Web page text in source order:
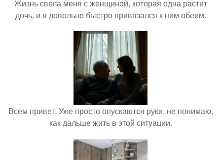
Жизнь свела меня с женщиной, которая одна растит
дочь, и я довольно быстро привязался к ним обеим.
Всем привет. Уже просто опускаются руки, не понимаю,
как дальше жить в этой ситуации.